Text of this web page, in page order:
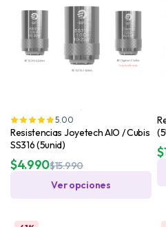
5.00
Resistencias Joyetech AIO / Cubis
SS316 (5unid)
$15.990
$4.990
Ver opciones
$